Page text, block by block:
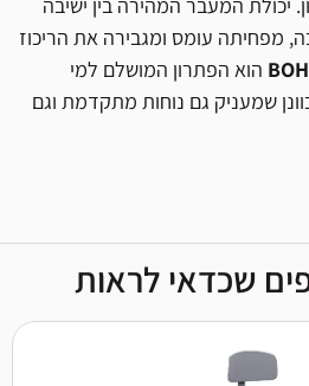
מפחיתה עומס ומגבירה את הריכוז
הוא הפתרון המושלם למי
שמעניק גם נוחות מתקדמת וגם
שכדאי לראות